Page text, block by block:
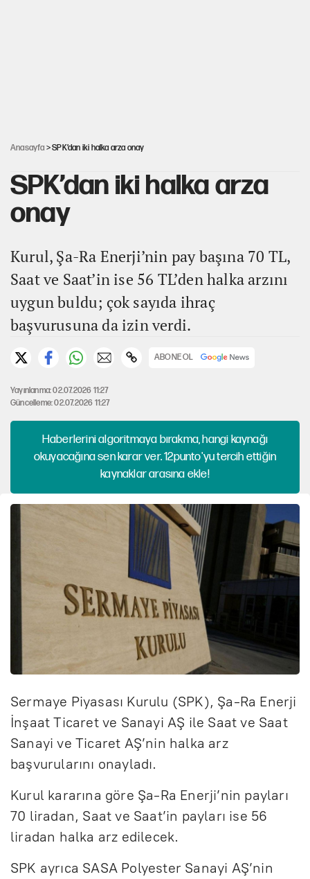
Anasayfa > SPK’dan iki halka arza onay
SPK’dan iki halka arza
onay
Kurul, Şa-Ra Enerji’nin pay başına 70 TL,
Saat ve Saat’in ise 56 TL’den halka arzını
uygun buldu; çok sayıda ihraç
başvurusuna da izin verdi.
ABONE OL
Yayınlanma: 02.07.2026 11:27
Güncelleme: 02.07.2026 11:27
Haberlerini algoritmaya bırakma, hangi kaynağı
okuyacağına sen karar ver. 12punto'yu tercih ettiğin
kaynaklar arasına ekle!
Sermaye Piyasası Kurulu (SPK), Şa-Ra Enerji
İnşaat Ticaret ve Sanayi AŞ ile Saat ve Saat
Sanayi ve Ticaret AŞ’nin halka arz
başvurularını onayladı.
Kurul kararına göre Şa-Ra Enerji’nin payları
70 liradan, Saat ve Saat’in payları ise 56
liradan halka arz edilecek.
SPK ayrıca SASA Polyester Sanayi AŞ’nin